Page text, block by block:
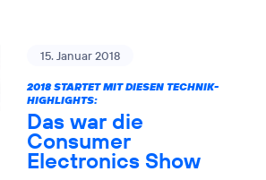
15. Januar 2018
2018 STARTET MIT DIESEN TECHNIK-
HIGHLIGHTS:
Das war die
Consumer
Electronics Show